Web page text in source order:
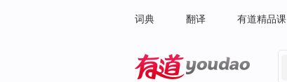
词典 翻译 有道精品课